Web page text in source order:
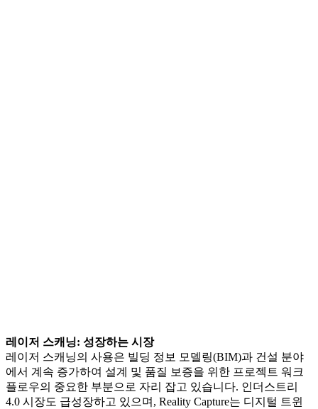
레이저 스캐닝: 성장하는 시장
레이저 스캐닝의 사용은 빌딩 정보 모델링(BIM)과 건설 분야
에서 계속 증가하여 설계 및 품질 보증을 위한 프로젝트 워크
플로우의 중요한 부분으로 자리 잡고 있습니다. 인더스트리
4.0 시장도 급성장하고 있으며, Reality Capture는 디지털 트윈